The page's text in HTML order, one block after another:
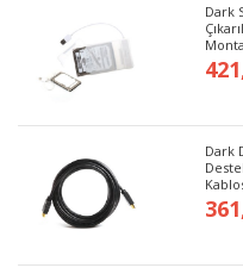
Dark
Dark